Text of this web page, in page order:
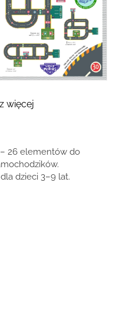
więcej
– 26 elementów do
dzieci 3–9 lat.